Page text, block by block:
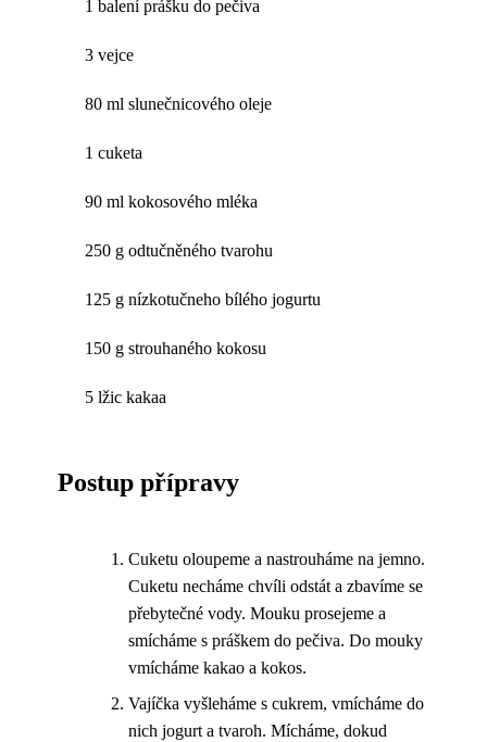
1 balení prášku do pečiva
3 vejce
80 ml slunečnicového oleje
1 cuketa
90 ml kokosového mléka
250 g odtučněného tvarohu
125 g nízkotučneho bílého jogurtu
150 g strouhaného kokosu
5 lžic kakaa
Postup přípravy
Cuketu oloupeme a nastrouháme na jemno.
Cuketu necháme chvíli odstát a zbavíme se
přebytečné vody. Mouku prosejeme a
smícháme s práškem do pečiva. Do mouky
vmícháme kakao a kokos.
Vajíčka vyšleháme s cukrem, vmícháme do
nich jogurt a tvaroh. Mícháme, dokud